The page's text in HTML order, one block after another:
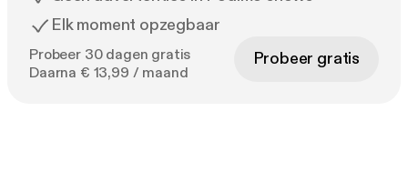
Elk moment opzegbaar
Probeer 30 dagen gratis
Daarna € 13,99 / maand
Probeer gratis